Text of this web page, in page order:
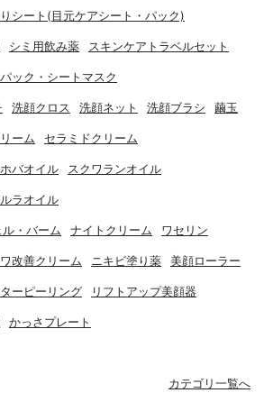
シート(目元ケアシート・パック)
シミ用飲み薬 スキンケアトラベルセット
ック・シートマスク
洗顔クロス 洗顔ネット 洗顔ブラシ 繭玉
ーム セラミドクリーム
バオイル スクワランオイル
ラオイル
・バーム ナイトクリーム ワセリン
改善クリーム ニキビ塗り薬 美顔ローラー
ーピーリング リフトアップ美顔器
かっさプレート
カテゴリ一覧へ